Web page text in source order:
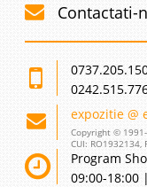
Contactati-
expozitie @
Copyright © 1991-
CUI: RO1932134,
Program
09:00-18:00